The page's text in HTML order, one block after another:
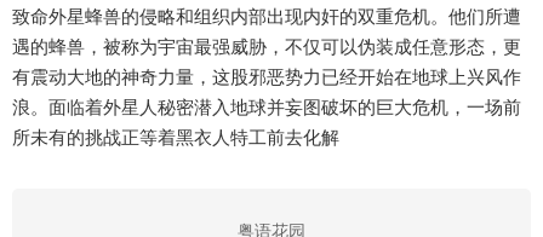
致命外星蜂兽的侵略和组织内部出现内奸的双重危机。他们所遭
遇的蜂兽，被称为宇宙最强威胁，不仅可以伪装成任意形态，更
有震动大地的神奇力量，这股邪恶势力已经开始在地球上兴风作
浪。面临着外星人秘密潜入地球并妄图破坏的巨大危机，一场前
所未有的挑战正等着黑衣人特工前去化解
粤语花园